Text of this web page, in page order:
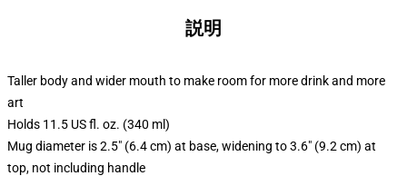
説明
Taller body and wider mouth to make room for more drink and more
art
Holds 11.5 US fl. oz. (340 ml)
Mug diameter is 2.5" (6.4 cm) at base, widening to 3.6" (9.2 cm) at
top, not including handle